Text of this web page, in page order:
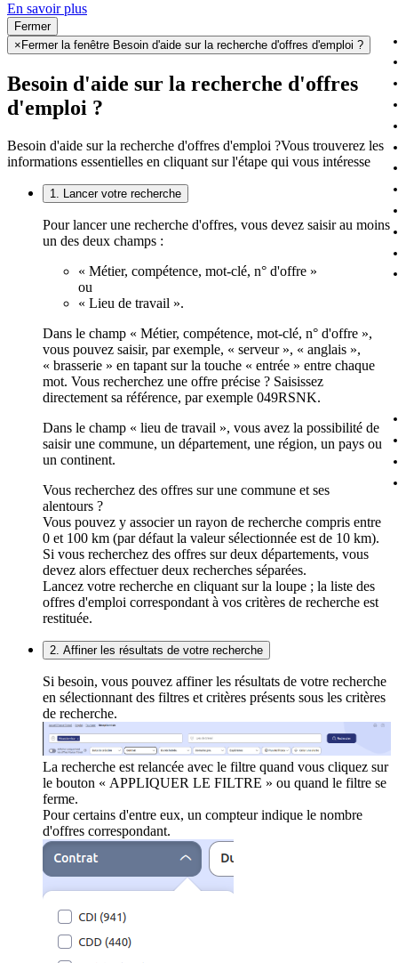
En savoir plus
Fermer
× Fermer la fenêtre Besoin d'aide sur la recherche d'offres d'emploi ?
Besoin d'aide sur la recherche d'offres
d'emploi ?
Besoin d'aide sur la recherche d'offres d'emploi ?Vous trouverez les
informations essentielles en cliquant sur l'étape qui vous intéresse
1. Lancer votre recherche
Pour lancer une recherche d'offres, vous devez saisir au moins
un des deux champs :
« Métier, compétence, mot-clé, n° d'offre »
ou
« Lieu de travail ».
Dans le champ « Métier, compétence, mot-clé, n° d'offre »,
vous pouvez saisir, par exemple, « serveur », « anglais »,
« brasserie » en tapant sur la touche « entrée » entre chaque
mot. Vous recherchez une offre précise ? Saisissez
directement sa référence, par exemple 049RSNK.
Dans le champ « lieu de travail », vous avez la possibilité de
saisir une commune, un département, une région, un pays ou
un continent.
Vous recherchez des offres sur une commune et ses
alentours ?
Vous pouvez y associer un rayon de recherche compris entre
0 et 100 km (par défaut la valeur sélectionnée est de 10 km).
Si vous recherchez des offres sur deux départements, vous
devez alors effectuer deux recherches séparées.
Lancez votre recherche en cliquant sur la loupe ; la liste des
offres d'emploi correspondant à vos critères de recherche est
restituée.
2. Affiner les résultats de votre recherche
Si besoin, vous pouvez affiner les résultats de votre recherche
en sélectionnant des filtres et critères présents sous les critères
de recherche.
La recherche est relancée avec le filtre quand vous cliquez sur
le bouton « APPLIQUER LE FILTRE » ou quand le filtre se
ferme.
Pour certains d'entre eux, un compteur indique le nombre
d'offres correspondant.